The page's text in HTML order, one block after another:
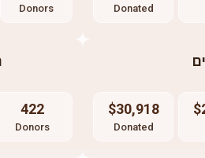
Donors Donated
422
Donors
$30,918
Donated